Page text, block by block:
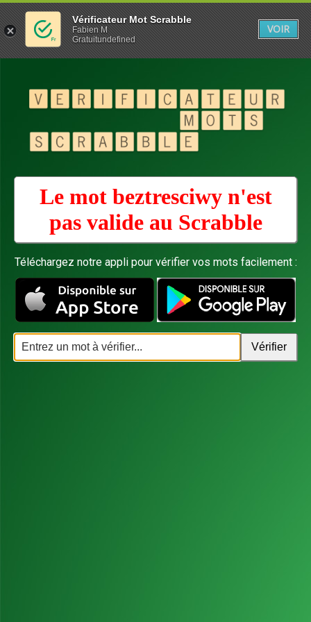
Le mot beztresciwy n'est
pas valide au Scrabble
Téléchargez notre appli pour vérifier vos mots facilement :
Vérificateur Mot Scrabble
Fabien M
Gratuitundefined
VOIR